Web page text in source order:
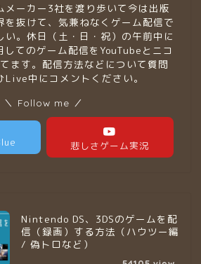
メーカー3社を渡り歩いて今は出版
を抜けて、気兼ねなくゲーム配信で
い。休日（土・日・祝）の午前中に
てのゲーム配信をYouTubeとニコ
ます。配信方法などについて質問
Live中にコメントください。
＼ Follow me ／
Nintendo DS、3DSのゲームを配
信（録画）する方法（ハウツー編
/ 偽トロなど）